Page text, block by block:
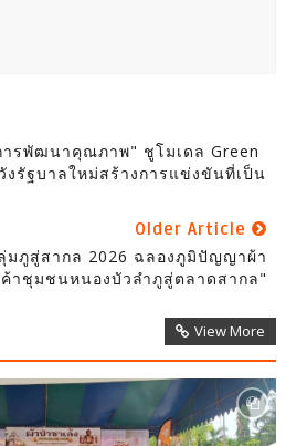
ารพัฒนาคุณภาพ" ชูโมเดล Green
งรัฐบาลใหม่สร้างการแข่งขันที่เป็น
Older Article
มภูสู่สากล 2026 ฉลองภูมิปัญญาผ้า
าชุมชนหนองบัวลำภูสู่ตลาดสากล"
View More